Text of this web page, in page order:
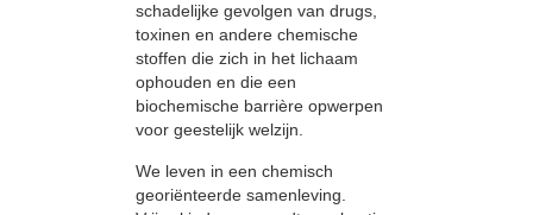
schadelijke gevolgen van drugs,
toxinen en andere chemische
stoffen die zich in het lichaam
ophouden en die een
biochemische barrière opwerpen
voor geestelijk welzijn.
We leven in een chemisch
georiënteerde samenleving.